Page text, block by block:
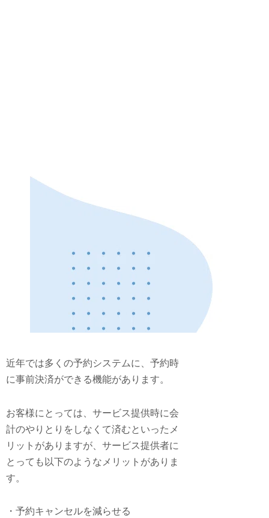
近年では多くの予約システムに、予約時
に事前決済ができる機能があります。
お客様にとっては、サービス提供時に会
計のやりとりをしなくて済むといったメ
リットがありますが、サービス提供者に
とっても以下のようなメリットがありま
す。
・予約キャンセルを減らせる